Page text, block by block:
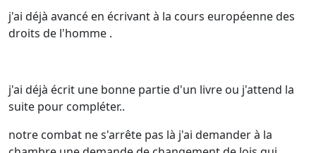
j'ai déjà avancé en écrivant à la cours européenne des
droits de l'homme .
j'ai déjà écrit une bonne partie d'un livre ou j'attend la
suite pour compléter..
notre combat ne s'arrête pas là j'ai demander à la